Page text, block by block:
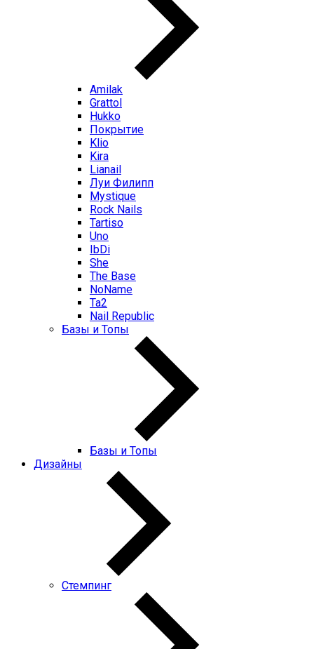
Amilak
Grattol
Hukko
Покрытие
Klio
Kira
Lianail
Луи Филипп
Mystique
Rock Nails
Tartiso
Uno
IbDi
She
The Base
NoName
Ta2
Nail Republic
Базы и Топы
Базы и Топы
Дизайны
Стемпинг